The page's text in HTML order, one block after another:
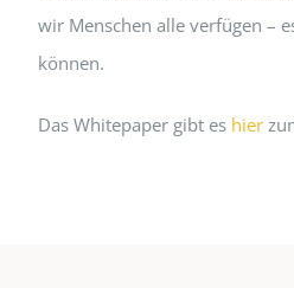
wir Menschen alle verfügen –
können.
Das Whitepaper gibt es hier